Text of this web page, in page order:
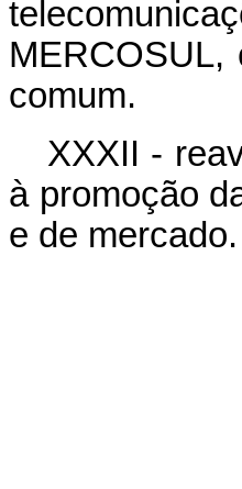
comum.
XXXII -
à promoção
e de